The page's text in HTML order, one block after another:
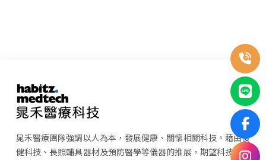
晁禾醫療團隊強調以人為本，發展健康、關懷相關科技。藉由復
健科技、長照輔具器材及預防醫學等儀器的推展，期望科技整合